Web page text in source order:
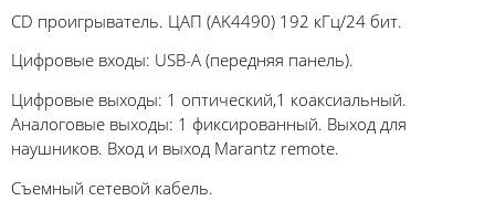
CD проигрыватель. ЦАП (AK4490) 192 кГц/24 бит.
Цифровые входы: USB-A (передняя панель).
Цифровые выходы: 1 оптический,1 коаксиальный.
Аналоговые выходы: 1 фиксированный. Выход для
наушников. Вход и выход Marantz remote.
Съемный сетевой кабель.